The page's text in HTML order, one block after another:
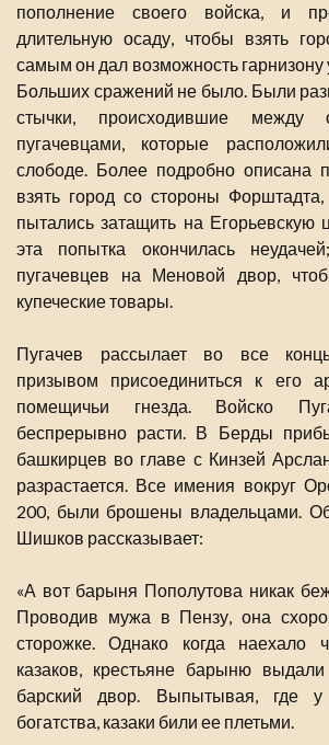
пополнение своего войска, и
длительную осаду, чтобы взять
самым он дал возможность гарнизону
Больших сражений не было. Были
стычки, происходившие между
пугачевцами, которые
слободе. Более подробно описана
взять город со стороны
пытались затащить на Егорьевскую
эта попытка окончилась
пугачевцев на Меновой двор,
купеческие товары.
Пугачев рассылает во все
призывом присоединиться к его
помещичьи гнезда. Войско
беспрерывно расти. В Берды
башкирцев во главе с Кинзей
разрастается. Все имения вокруг
200, были брошены владельцами.
Шишков рассказывает:
«А вот барыня Пополутова никак
Проводив мужа в Пензу, она
сторожке. Однако когда наехало
казаков, крестьяне барыню
барский двор. Выпытывая, где
богатства, казаки били ее плетьми.